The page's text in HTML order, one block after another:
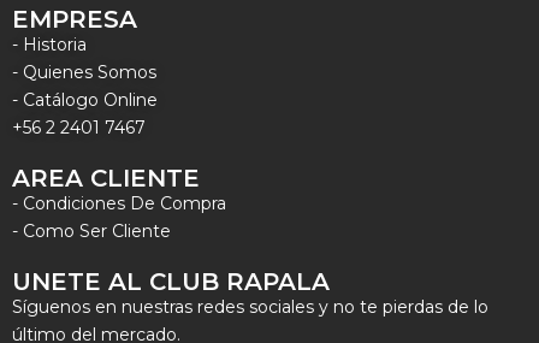
EMPRESA
- Historia
- Quienes Somos
- Catálogo Online
+56 2 2401 7467
AREA CLIENTE
- Condiciones De Compra
- Como Ser Cliente
UNETE AL CLUB RAPALA
Síguenos en nuestras redes sociales y no te pierdas de lo
último del mercado.